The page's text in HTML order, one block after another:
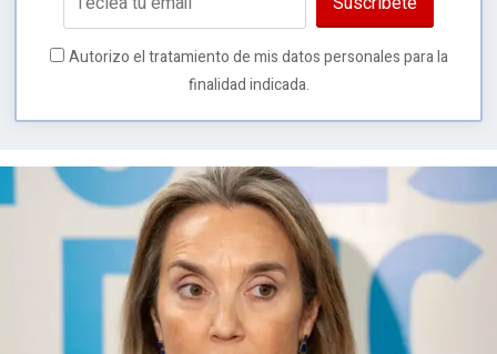
Autorizo el tratamiento de mis datos personales para la
finalidad indicada.